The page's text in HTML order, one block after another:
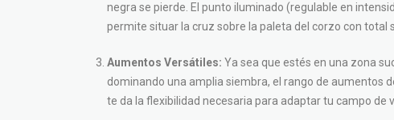
negra se pierde. El punto iluminado (regulable en
permite situar la cruz sobre la paleta del corzo con total
Aumentos Versátiles: Ya sea que estés en una zona
dominando una amplia siembra, el rango de aumentos
te da la flexibilidad necesaria para adaptar tu campo de